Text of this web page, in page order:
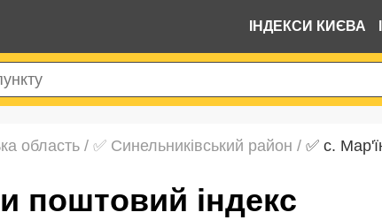
ІНДЕКСИ КИЄВА
область / ✅ Синельниківський район / ✅ с.
поштовий індекс